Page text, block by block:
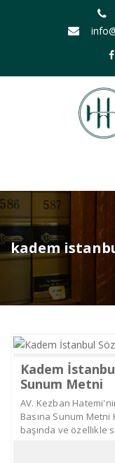
kadem
Kadem
Sunum Metni
AV. Kezban
Basına Sunum
başında ve özellikle